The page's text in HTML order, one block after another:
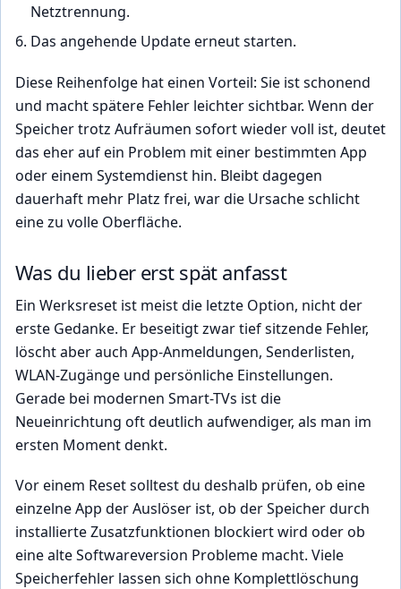
Netztrennung.
Das angehende Update erneut starten.
Diese Reihenfolge hat einen Vorteil: Sie ist schonend
und macht spätere Fehler leichter sichtbar. Wenn der
Speicher trotz Aufräumen sofort wieder voll ist, deutet
das eher auf ein Problem mit einer bestimmten App
oder einem Systemdienst hin. Bleibt dagegen
dauerhaft mehr Platz frei, war die Ursache schlicht
eine zu volle Oberfläche.
Was du lieber erst spät anfasst
Ein Werksreset ist meist die letzte Option, nicht der
erste Gedanke. Er beseitigt zwar tief sitzende Fehler,
löscht aber auch App-Anmeldungen, Senderlisten,
WLAN-Zugänge und persönliche Einstellungen.
Gerade bei modernen Smart-TVs ist die
Neueinrichtung oft deutlich aufwendiger, als man im
ersten Moment denkt.
Vor einem Reset solltest du deshalb prüfen, ob eine
einzelne App der Auslöser ist, ob der Speicher durch
installierte Zusatzfunktionen blockiert wird oder ob
eine alte Softwareversion Probleme macht. Viele
Speicherfehler lassen sich ohne Komplettlöschung